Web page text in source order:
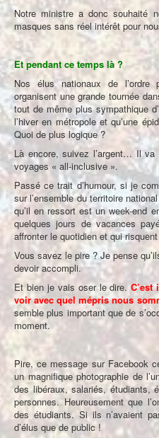
Notre ministre a donc souhaité
masques sans réel intérêt pour
Et pendant ce temps là ?
Nos élus nationaux de l’ordre
organisent une grande tournée
tout de même plus sympathique
l’hiver en métropole et qu’une
Quoi de plus logique ?
Là encore, suivez l’argent… Il va
voyages « all-inclusive ».
Passé ce trait d’humour, si je
sur l’ensemble du territoire
qu’il en ressort est un week-end
quelques jours de vacances
affronter le quotidien et qui
Vous savez le pire ? Je pense
devoir accompli.
Et bien je vais oser le dire.
voir avec quel mépris nous
semble plus important que de
moment.
Pire, ce message sur Facebook
un magnifique photographie de
des libéraux, salariés, étudiants,
personnes. Heureusement que
des étudiants. Si ils n’avaient
d’élus que de public !